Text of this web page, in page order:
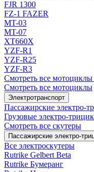
FJR 1300
FZ-1 FAZER
MT-03
MT-07
XT660X
YZF-R1
YZF-R25
YZF-R3
Смотреть все мотоциклы
Смотреть все мотоциклы
Электротранспорт
Пассажирские
Грузовые
Смотреть все скутеры
Пассажирские
Все электро­скутеры
Rutrike Gelbert Beta
Rutrike Бумеранг